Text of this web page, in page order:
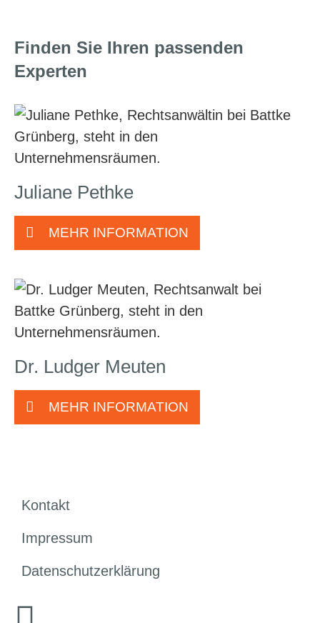
Finden Sie Ihren passenden
Experten
Juliane Pethke
MEHR INFORMATION
Dr. Ludger Meuten
MEHR INFORMATION
Kontakt
Impressum
Datenschutzerklärung